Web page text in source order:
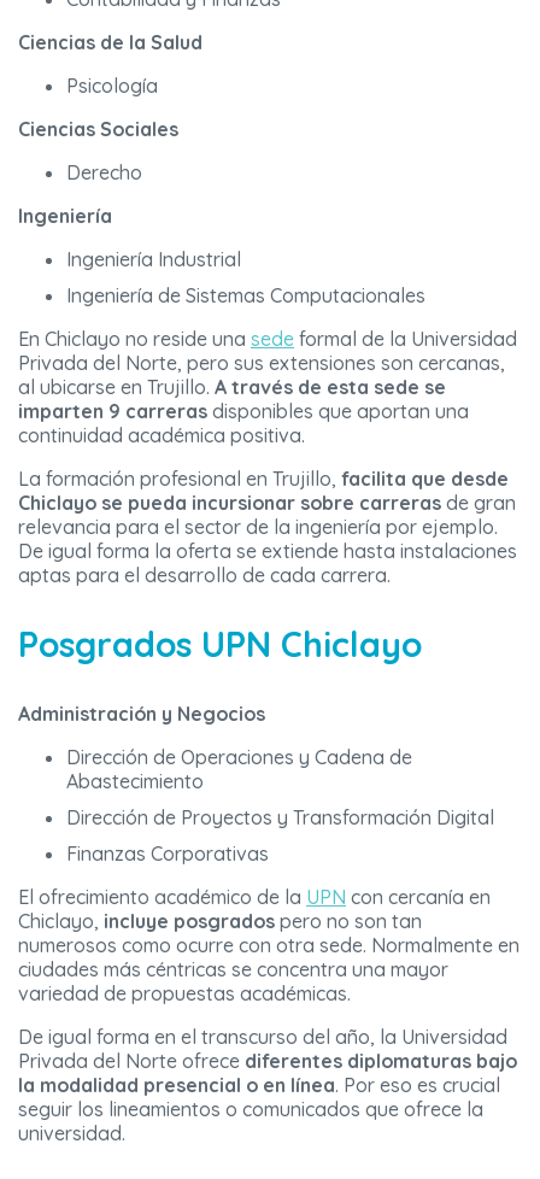
Ciencias de la Salud
Psicología
Ciencias Sociales
Derecho
Ingeniería
Ingeniería Industrial
Ingeniería de Sistemas Computacionales
En Chiclayo no reside una sede formal de la Universidad
Privada del Norte, pero sus extensiones son cercanas,
al ubicarse en Trujillo. A través de esta sede se
imparten 9 carreras disponibles que aportan una
continuidad académica positiva.
La formación profesional en Trujillo, facilita que desde
Chiclayo se pueda incursionar sobre carreras de gran
relevancia para el sector de la ingeniería por ejemplo.
De igual forma la oferta se extiende hasta instalaciones
aptas para el desarrollo de cada carrera.
Posgrados UPN Chiclayo
Administración y Negocios
Dirección de Operaciones y Cadena de
Abastecimiento
Dirección de Proyectos y Transformación Digital
Finanzas Corporativas
El ofrecimiento académico de la UPN con cercanía en
Chiclayo, incluye posgrados pero no son tan
numerosos como ocurre con otra sede. Normalmente en
ciudades más céntricas se concentra una mayor
variedad de propuestas académicas.
De igual forma en el transcurso del año, la Universidad
Privada del Norte ofrece diferentes diplomaturas bajo
la modalidad presencial o en línea. Por eso es crucial
seguir los lineamientos o comunicados que ofrece la
universidad.